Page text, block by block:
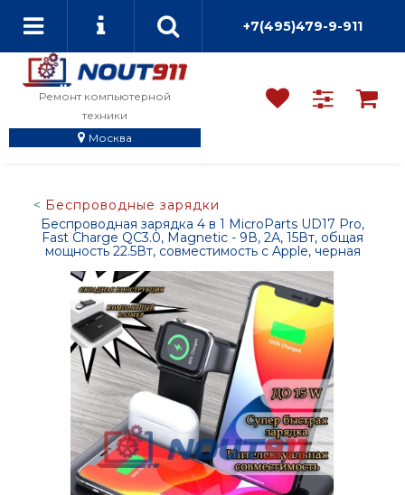
+7(495)479-9-911
Ремонт компьютерной
техники
Москва
Беспроводные зарядки
Беспроводная зарядка 4 в 1 MicroParts UD17 Pro,
Fast Charge QC3.0, Magnetic - 9В, 2А, 15Вт, общая
мощность 22.5Вт, совместимость с Apple, черная